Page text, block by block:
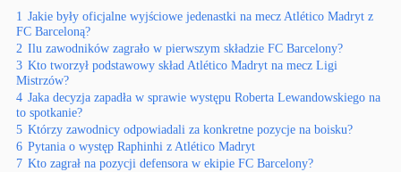
1 Jakie były oficjalne wyjściowe jedenastki na mecz Atlético Madryt z
FC Barceloną?
2 Ilu zawodników zagrało w pierwszym składzie FC Barcelony?
3 Kto tworzył podstawowy skład Atlético Madryt na mecz Ligi
Mistrzów?
4 Jaka decyzja zapadła w sprawie występu Roberta Lewandowskiego na
to spotkanie?
5 Którzy zawodnicy odpowiadali za konkretne pozycje na boisku?
6 Pytania o występ Raphinhi z Atlético Madryt
7 Kto zagrał na pozycji defensora w ekipie FC Barcelony?